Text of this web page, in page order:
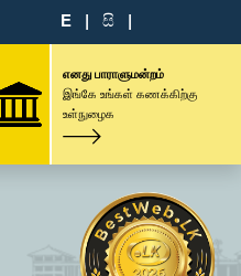
E | සි |
எனது பாராளுமன்றம்
இங்கே உங்கள் கணக்கிற்கு
உள்நுழைக